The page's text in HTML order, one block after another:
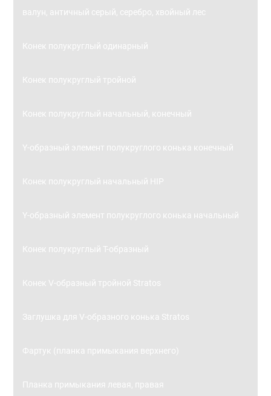
валун, античный серый, серебро, хвойный лес
Конек полукруглый одинарный
Конек полукруглый тройной
Конек полукруглый начальный, конечный
Y-образный элемент полукруглого конька конечный
Конек полукруглый начальный HIP
Y-образный элемент полукруглого конька начальный
Конек полукруглый Т-образный
Конек V-образный тройной Stratos
Заглушка для V-образного конька Stratos
Фартук (планка примыкания верхнего)
Планка примыкания левая, правая